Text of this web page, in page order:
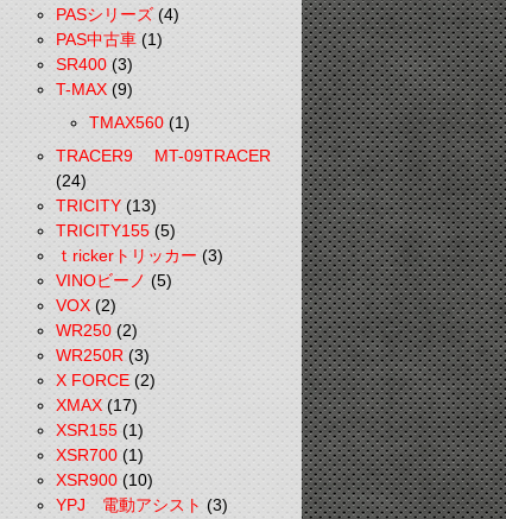
PASシリーズ(4)
PAS中古車(1)
SR400(3)
T-MAX(9)
TMAX560(1)
TRACER9 MT-09TRACER
(24)
TRICITY(13)
TRICITY155(5)
ｔrickerトリッカー(3)
VINOビーノ(5)
VOX(2)
WR250(2)
WR250R(3)
X FORCE(2)
XMAX(17)
XSR155(1)
XSR700(1)
XSR900(10)
YPJ 電動アシスト(3)